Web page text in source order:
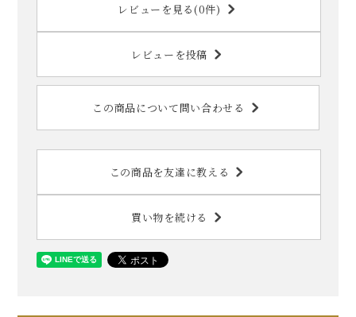
レビューを見る(0件)
レビューを投稿
この商品について問い合わせる
この商品を友達に教える
買い物を続ける